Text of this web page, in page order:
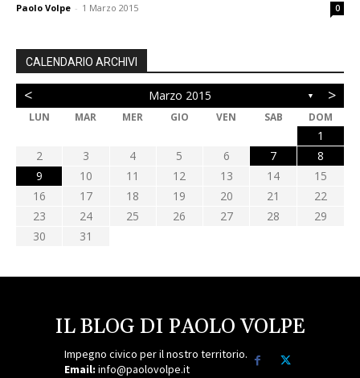
Paolo Volpe - 1 Marzo 2015 0
CALENDARIO ARCHIVI
< Marzo 2015 ▼ >
LUN MAR MER GIO VEN SAB DOM
1
2
3 4 5 6 7
8
9
10 11 12 13 14
15
16
17 18 19 20 21
22
23
24 25 26 27 28
29
30
31
IL BLOG DI PAOLO VOLPE
Impegno civico per il nostro territorio.
Email: info@paolovolpe.it